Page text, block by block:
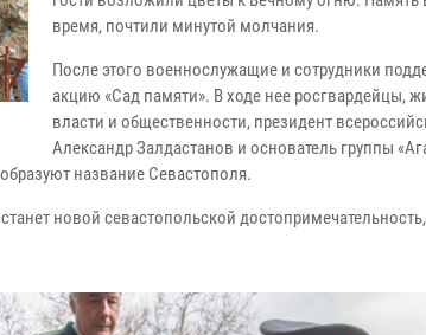
время, почтили минутой молчания.
После этого военнослужащие и сотрудники
акцию «Сад памяти». В ходе нее росгвардейцы,
власти и общественности, президент
Александр Залдастанов и основатель группы
название Севастополя.
новой севастопольской